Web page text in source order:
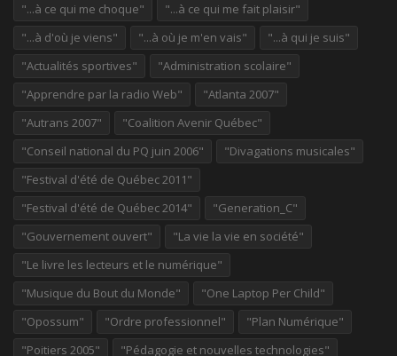
"...à ce qui me choque"
"...à ce qui me fait plaisir"
"...à d'où je viens"
"...à où je m'en vais"
"...à qui je suis"
"Actualités sportives"
"Administration scolaire"
"Apprendre par la radio Web"
"Atlanta 2007"
"Autrans 2007"
"Coalition Avenir Québec"
"Conseil national du PQ juin 2006"
"Divagations musicales"
"Festival d'été de Québec 2011"
"Festival d'été de Québec 2014"
"Generation_C"
"Gouvernement ouvert"
"La vie la vie en société"
"Le livre les lecteurs et le numérique"
"Musique du Bout du Monde"
"One Laptop Per Child"
"Opossum"
"Ordre professionnel"
"Plan Numérique"
"Poitiers 2005"
"Pédagogie et nouvelles technologies"